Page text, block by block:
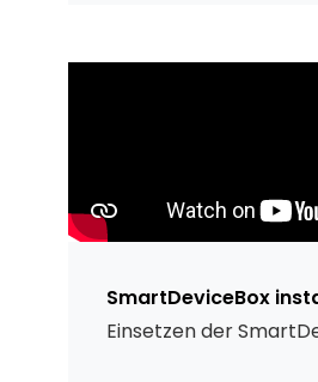
SmartDeviceBox
Einsetzen der